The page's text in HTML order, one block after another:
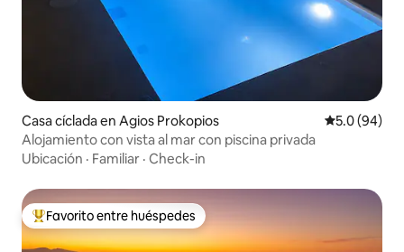
Casa cíclada en Agios Prokopios Calificación
5.0 (94)
Alojamiento con vista al mar con piscina privada
Ubicación · Familiar · Check-in
Favorito entre huéspedes preferido
Favorito entre huéspedes